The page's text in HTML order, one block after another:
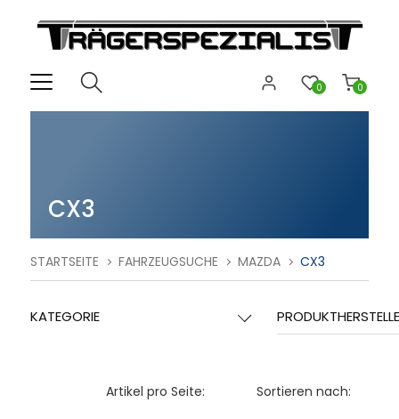
0
0
CX3
STARTSEITE FAHRZEUGSUCHE MAZDA CX3
KATEGORIE
Sortieren nach:
Artikel pro Seite: